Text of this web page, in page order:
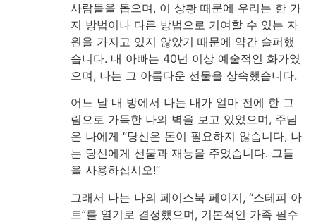
사람들을 돕으며, 이 상황 때문에 우리는 한 가
지 방법이나 다른 방법으로 기여할 수 있는 자
원을 가지고 있지 않았기 때문에 약간 슬퍼했
습니다. 내 아빠는 40년 이상 예술적인 화가였
으며, 나는 그 아름다운 선물을 상속했습니다.
어느 날 내 방에서 나는 내가 얼마 전에 한 그
림으로 가득한 나의 벽을 보고 있었으며, 주님
은 나에게 “당신은 돈이 필요하지 않습니다, 나
는 당신에게 선물과 재능을 주었습니다. 그들
을 사용하십시오!”
그래서 나는 나의 페이스북 페이지, “스테피 아
트”를 열기로 결정했으며, 기본적인 가족 필수